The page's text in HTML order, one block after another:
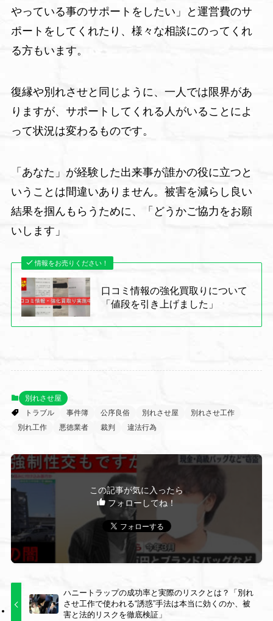
やっている事のサポートをしたい」と運営費のサ
ポートをしてくれたり、様々な相談にのってくれ
る方もいます。
復縁や別れさせと同じように、一人では限界があ
りますが、サポートしてくれる人がいることによ
って状況は変わるものです。
「あなた」が経験した出来事が誰かの役に立つと
いうことは間違いありません。被害を減らし良い
結果を掴んもらうために、「どうかご協力をお願
いします」
情報をお売りください！
口コミ情報の強化買取りについて
「値段を引き上げました」
別れさせ屋
トラブル
事件簿 公序良俗 別れさせ屋
別れさせ工作
別れ工作
悪徳業者 裁判 違法行為
この記事が気に入ったら
フォローしてね！
ハニートラップの成功率と実際のリスクとは？「別れ
させ工作で使われる“誘惑”手法は本当に効くのか、被
害と法的リスクを徹底検証」